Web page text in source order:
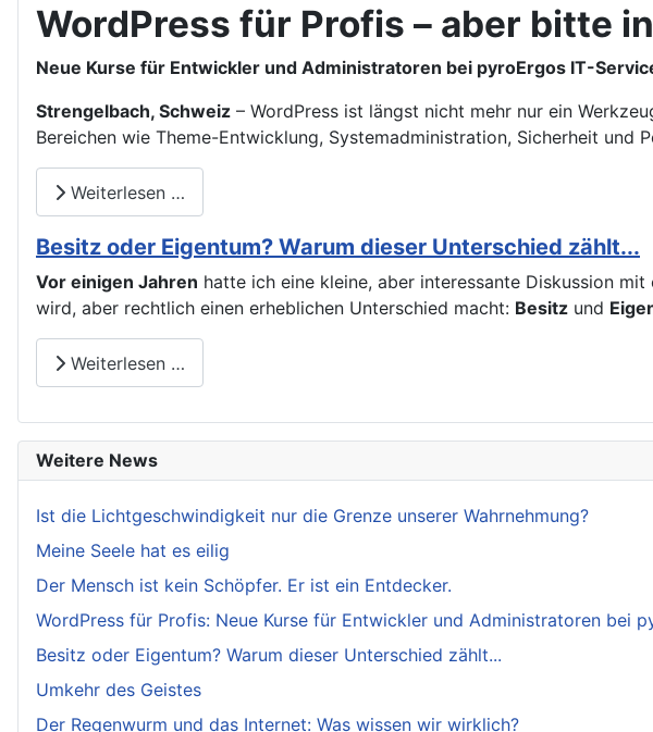
WordPress für Profis – aber bitte
Neue Kurse für Entwickler und Administratoren bei pyroErgos IT-
Strengelbach, Schweiz – WordPress ist längst nicht mehr nur ein
Bereichen wie Theme-Entwicklung, Systemadministration, Sicherheit und
Weiterlesen …
Besitz oder Eigentum? Warum dieser Unterschied zählt...
Vor einigen Jahren hatte ich eine kleine, aber interessante Diskussion
wird, aber rechtlich einen erheblichen Unterschied macht: Besitz und
Weiterlesen …
Weitere News
Ist die Lichtgeschwindigkeit nur die Grenze unserer Wahrnehmung?
Meine Seele hat es eilig
Der Mensch ist kein Schöpfer. Er ist ein Entdecker.
WordPress für Profis: Neue Kurse für Entwickler und Administratoren bei
Besitz oder Eigentum? Warum dieser Unterschied zählt...
Umkehr des Geistes
Der Regenwurm und das Internet: Was wissen wir wirklich?